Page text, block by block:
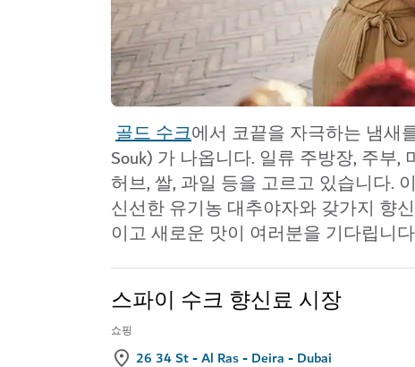
골드 수크에서 코끝을 자극하는 냄새
Souk) 가 나옵니다. 일류 주방장, 주부,
허브, 쌀, 과일 등을 고르고 있습니다.
신선한 유기농 대추야자와 갖가지 향
이고 새로운 맛이 여러분을 기다립니
스파이 수크 향신료 시장
쇼핑
26 34 St - Al Ras - Deira - Dubai